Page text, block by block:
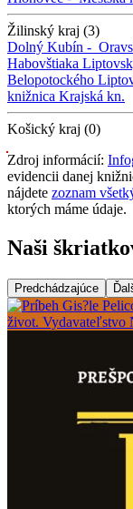
Žilinský kraj (3)
Dolný Kubín -
Habovštiaka
Belopotockého
knižnica Krajská kn.
Košický kraj (0)
Zdroj informácií:
evidencii danej
nájdete zoznam
ktorých máme údaje.
Naši
Predchádzajúce